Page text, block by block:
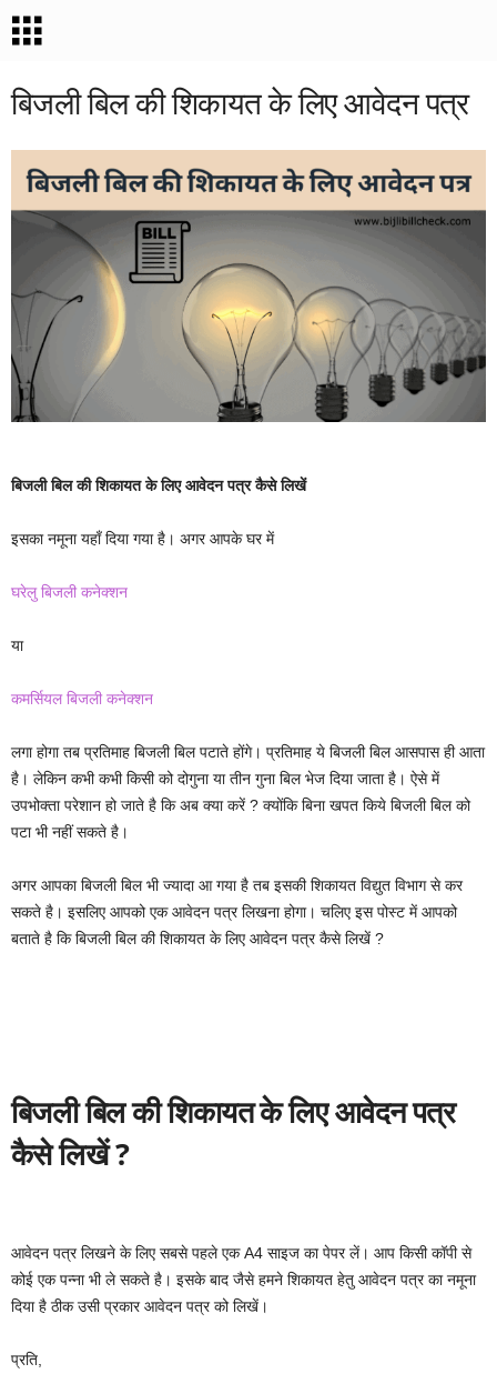
बिजली बिल की शिकायत के लिए आवेदन पत्र
बिजली बिल की शिकायत के लिए आवेदन पत्र कैसे लिखें
इसका नमूना यहाँ दिया गया है। अगर आपके घर में
घरेलु बिजली कनेक्शन
या
कमर्सियल बिजली कनेक्शन
लगा होगा तब प्रतिमाह बिजली बिल पटाते होंगे। प्रतिमाह ये बिजली बिल आसपास ही आता
है। लेकिन कभी कभी किसी को दोगुना या तीन गुना बिल भेज दिया जाता है। ऐसे में
उपभोक्ता परेशान हो जाते है कि अब क्या करें ? क्योंकि बिना खपत किये बिजली बिल को
पटा भी नहीं सकते है।
अगर आपका बिजली बिल भी ज्यादा आ गया है तब इसकी शिकायत विद्युत विभाग से कर
सकते है। इसलिए आपको एक आवेदन पत्र लिखना होगा। चलिए इस पोस्ट में आपको
बताते है कि बिजली बिल की शिकायत के लिए आवेदन पत्र कैसे लिखें ?
बिजली बिल की शिकायत के लिए आवेदन पत्र
कैसे लिखें ?
आवेदन पत्र लिखने के लिए सबसे पहले एक A4 साइज का पेपर लें। आप किसी कॉपी से
कोई एक पन्ना भी ले सकते है। इसके बाद जैसे हमने शिकायत हेतु आवेदन पत्र का नमूना
दिया है ठीक उसी प्रकार आवेदन पत्र को लिखें।
प्रति,